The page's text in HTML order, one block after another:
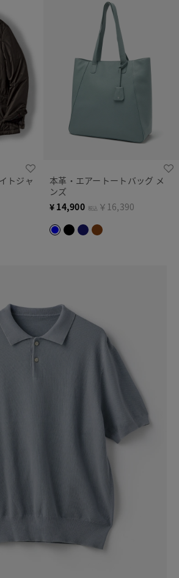
トジャ
本革・エアートートバッグ メ
ンズ
¥ 14,900 税込 ￥16,390